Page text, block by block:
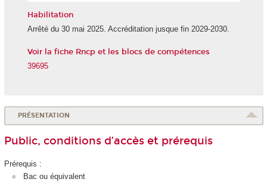
Habilitation
Arrêté du 30 mai 2025. Accréditation jusque fin 2029-2030.
Voir la fiche Rncp et les blocs de compétences
39695
PRÉSENTATION
Public, conditions d’accès et prérequis
Prérequis :
Bac ou équivalent